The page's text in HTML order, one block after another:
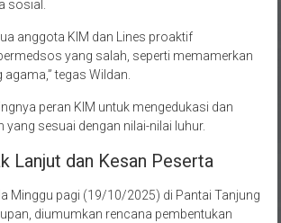
sosial.
anggota KIM dan Lines proaktif
yang salah, seperti memamerkan
tegas Wildan.
peran KIM untuk mengedukasi dan
yang sesuai dengan nilai-nilai luhur.
Lanjut dan Kesan Peserta
Minggu pagi (19/10/2025) di Pantai Tanjung
diumumkan rencana pembentukan